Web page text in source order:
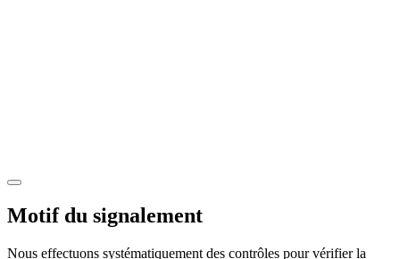
Motif du signalement
Nous effectuons systématiquement des contrôles pour vérifier la